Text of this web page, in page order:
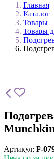
Главная
Каталог
Товары
Товары
Munchkin
Артикул: P-